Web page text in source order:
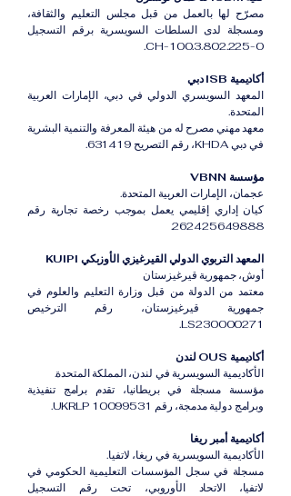
مصرّح لها بالعمل من قبل مجلس التعليم والثقافة،
ومسجلة لدى السلطات السويسرية برقم التسجيل
CH-100.3.802.225-0.
أكاديمية ISB دبي
المعهد السويسري الدولي في دبي، الإمارات العربية
المتحدة.
معهد مهني مصرح له من هيئة المعرفة والتنمية البشرية
في دبي KHDA، رقم التصريح 631419.
مؤسسة VBNN
عجمان، الإمارات العربية المتحدة.
كيان إداري إقليمي يعمل بموجب رخصة تجارية رقم
262425649888.
المعهد التربوي الدولي القيرغيزي الأوزبكي KUIPI
أوش، جمهورية قيرغيزستان
معتمد من الدولة من قبل وزارة التعليم والعلوم في
جمهورية قيرغيزستان، رقم الترخيص
LS230000271.
أكاديمية OUS لندن
الأكاديمية السويسرية في لندن، المملكة المتحدة.
مؤسسة مسجلة في بريطانيا، تقدم برامج تنفيذية
وبرامج دولية مدمجة، رقم UKRLP 10099531.
أكاديمية أمبر ريغا
الأكاديمية السويسرية في ريغا، لاتفيا.
مسجلة في سجل المؤسسات التعليمية الحكومي في
لاتفيا، الاتحاد الأوروبي، تحت رقم التسجيل